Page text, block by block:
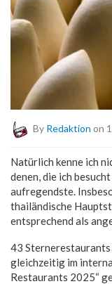
By Redaktion on
Natürlich kenne ich
denen, die ich
aufregendste.
thailändische
entsprechend als
43 Sternerestaurants
gleichzeitig im
Restaurants 2025“